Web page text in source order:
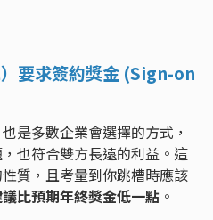
要求簽約獎金 (Sign-on
是多數企業會選擇的方式，
也符合雙方長遠的利益。這
質，且考量到你跳槽時應該
比預期年終獎金低一點 。